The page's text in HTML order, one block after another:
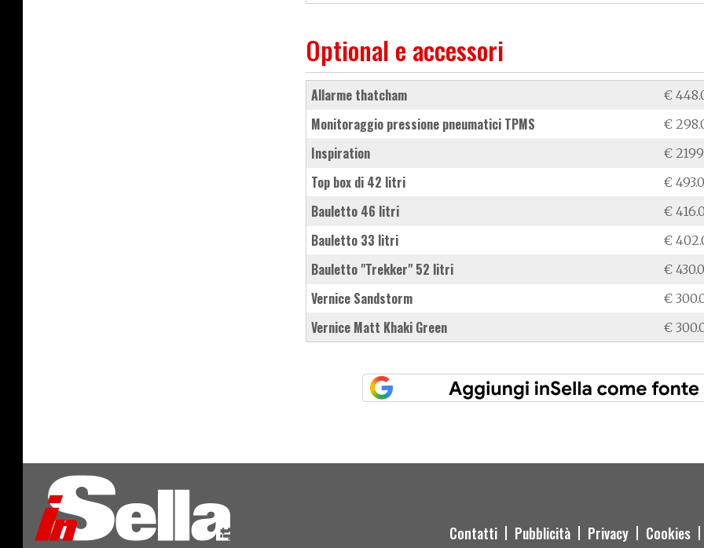
Optional e accessori
allarme thatcham €
monitoraggio pressione pneumatici TPMS €
Inspiration €
top box di 42 litri €
bauletto 46 litri €
bauletto 33 litri €
bauletto "Trekker" 52 litri €
vernice Sandstorm €
vernice Matt Khaki Green €
Contatti Pubblicità Privacy Cookies